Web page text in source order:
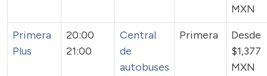
MXN
Primera
Plus
20:00
21:00
Central
de
autobuses
Primera
Desde
$1,377
MXN